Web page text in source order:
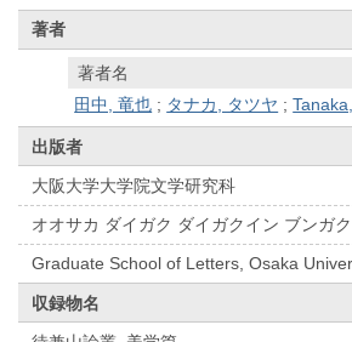
著者
著者名
田中, 竜也 ; タナカ, タツヤ ;
出版者
大阪大学大学院文学研究科
オオサカ ダイガク ダイガクイン ブンガ
Graduate School of Letters, Osaka
収録物名